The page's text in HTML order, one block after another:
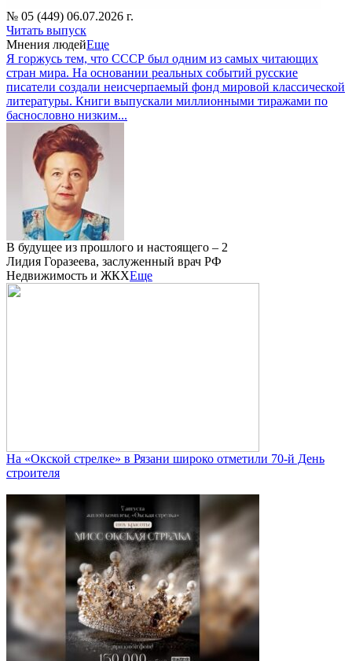
№ 05 (449) 06.07.2026 г.
Читать выпуск
Мнения людейЕще
Я горжусь тем, что СССР был одним из самых читающих
стран мира. На основании реальных событий русские
писатели создали неисчерпаемый фонд мировой классической
литературы. Книги выпускали миллионными тиражами по
баснословно низким...
В будущее из прошлого и настоящего – 2
Лидия Горазеева, заслуженный врач РФ
Недвижимость и ЖКХЕще
На «Окской стрелке» в Рязани широко отметили 70-й День
строителя